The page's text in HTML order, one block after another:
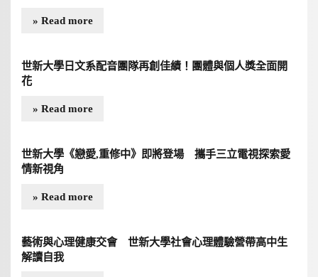
» Read more
世新大學日文系配音團隊再創佳績！團體與個人獎全面開
花
» Read more
世新大學《戀愛,重修中》即將登場 攜手三立電視探索愛
情新視角
» Read more
藝術與心理健康交會 世新大學社會心理體驗營帶高中生
解讀自我